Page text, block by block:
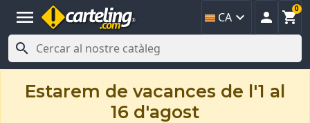
menu CA   
0

Estarem de vacances de l'1 al
16 d'agost